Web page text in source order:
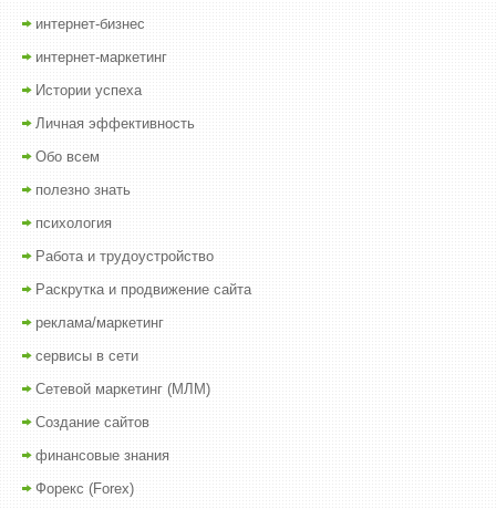
интернет-бизнес
интернет-маркетинг
Истории успеха
Личная эффективность
Обо всем
полезно знать
психология
Работа и трудоустройство
Раскрутка и продвижение сайта
реклама/маркетинг
сервисы в сети
Сетевой маркетинг (МЛМ)
Создание сайтов
финансовые знания
Форекс (Forex)